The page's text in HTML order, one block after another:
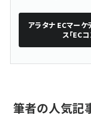
アラタナ ECマーケ
ス「EC
筆者の人気記